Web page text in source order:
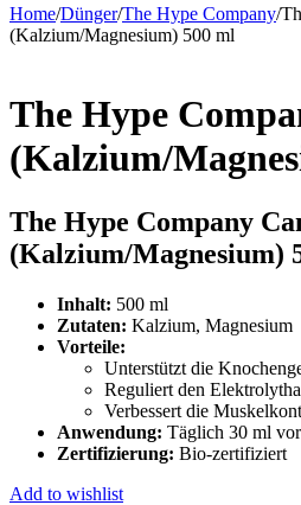
Home/Dünger/The Hype Company/
(Kalzium/Magnesium) 500 ml
The Hype
(Kalzium/
The Hype Company
(Kalzium/Magnesium)
Inhalt: 500 ml
Zutaten: Kalzium, Magnesium
Vorteile:
Unterstützt die
Reguliert den
Verbessert die
Anwendung: Täglich 30 ml
Zertifizierung: Bio-zertifiziert
Add to wishlist